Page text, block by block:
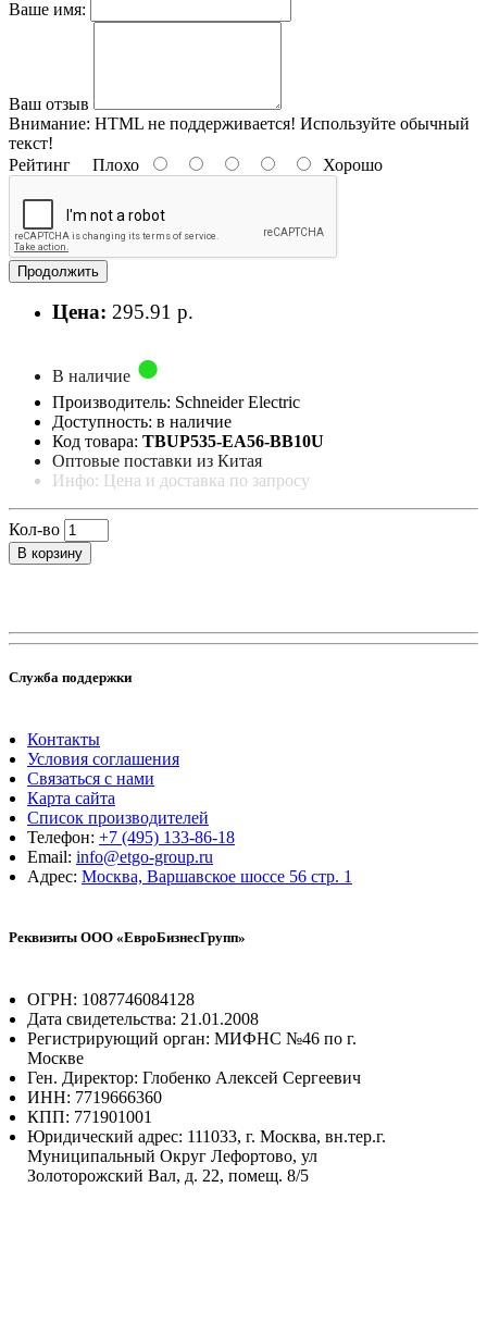
Ваше имя:
Ваш отзыв
Внимание: HTML не поддерживается! Используйте обычный
текст!
Рейтинг Плохо Хорошо
Продолжить
Цена: 295.91 р.
В наличие
Производитель: Schneider Electric
Доступность: в наличие
Код товара: TBUP535-EA56-BB10U
Оптовые поставки из Китая
Инфо: Цена и доставка по запросу
Кол-во
В корзину
Служба поддержки
Контакты
Условия соглашения
Связаться с нами
Карта сайта
Список производителей
Телефон: +7 (495) 133-86-18
Email: info@etgo-group.ru
Адрес: Москва, Варшавское шоссе 56 стр. 1
Реквизиты ООО «ЕвроБизнесГрупп»
ОГРН: 1087746084128
Дата свидетельства: 21.01.2008
Регистрирующий орган: МИФНС №46 по г.
Москве
Ген. Директор: Глобенко Алексей Сергеевич
ИНН: 7719666360
КПП: 771901001
Юридический адрес: 111033, г. Москва, вн.тер.г.
Муниципальный Округ Лефортово, ул
Золоторожский Вал, д. 22, помещ. 8/5